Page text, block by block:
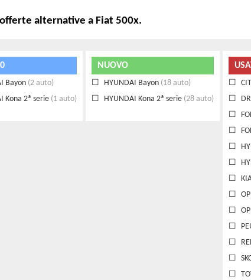
alternative a Fiat 500x.
Bayon (2 auto)
Kona 2ª serie (1 auto)
NUOVO
HYUNDAI Bayon (18 auto)
HYUNDAI Kona 2ª serie (28 auto)